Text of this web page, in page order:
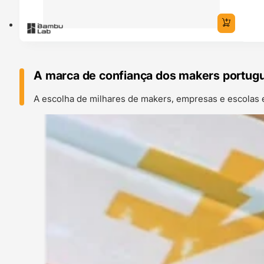
A marca de confiança dos makers
A escolha de milhares de makers, empresas e escolas